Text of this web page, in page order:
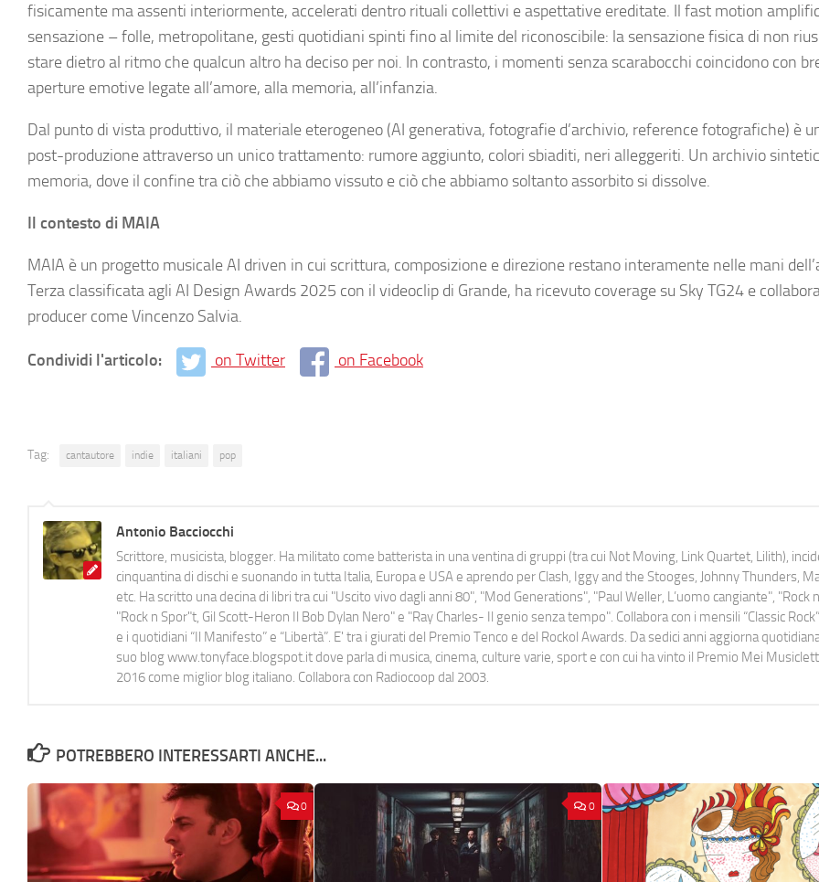
fisicamente ma assenti interiormente, accelerati dentro rituali collettivi e aspettative ereditate. Il fast motion
sensazione – folle, metropolitane, gesti quotidiani spinti fino al limite del riconoscibile: la sensazione fisica di non
stare dietro al ritmo che qualcun altro ha deciso per noi. In contrasto, i momenti senza scarabocchi coincidono con
aperture emotive legate all’amore, alla memoria, all’infanzia.
Dal punto di vista produttivo, il materiale eterogeneo (AI generativa, fotografie d’archivio, reference fotografiche) è
post-produzione attraverso un unico trattamento: rumore aggiunto, colori sbiaditi, neri alleggeriti. Un archivio
memoria, dove il confine tra ciò che abbiamo vissuto e ciò che abbiamo soltanto assorbito si dissolve.
Il contesto di MAIA
MAIA è un progetto musicale AI driven in cui scrittura, composizione e direzione restano interamente nelle mani
Terza classificata agli AI Design Awards 2025 con il videoclip di Grande, ha ricevuto coverage su Sky TG24 e
producer come Vincenzo Salvia.
Condividi l'articolo: on Twitter on Facebook
Tag: cantautore indie italiani pop
Antonio Bacciocchi
Scrittore, musicista, blogger. Ha militato come batterista in una ventina di gruppi (tra cui Not Moving, Link Quartet, Lilith),
cinquantina di dischi e suonando in tutta Italia, Europa e USA e aprendo per Clash, Iggy and the Stooges, Johnny Thunders,
etc. Ha scritto una decina di libri tra cui "Uscito vivo dagli anni 80", "Mod Generations", "Paul Weller, L’uomo cangiante", "Rock
"Rock n Spor"t, Gil Scott-Heron Il Bob Dylan Nero" e "Ray Charles- Il genio senza tempo". Collabora con i mensili “Classic
e i quotidiani “Il Manifesto” e “Libertà”. E' tra i giurati del Premio Tenco e del Rockol Awards. Da sedici anni aggiorna
suo blog www.tonyface.blogspot.it dove parla di musica, cinema, culture varie, sport e con cui ha vinto il Premio Mei
2016 come miglior blog italiano. Collabora con Radiocoop dal 2003.
POTREBBERO INTERESSARTI ANCHE...
0 0